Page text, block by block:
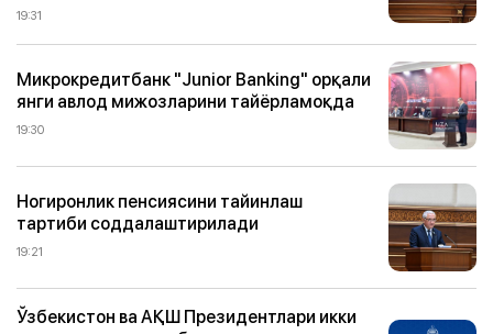
19:31
Микрокредитбанк "Junior Banking" орқали
янги авлод мижозларини тайёрламоқда
19:30
Ногиронлик пенсиясини тайинлаш
тартиби соддалаштирилади
19:21
Ўзбекистон ва АҚШ Президентлари икки